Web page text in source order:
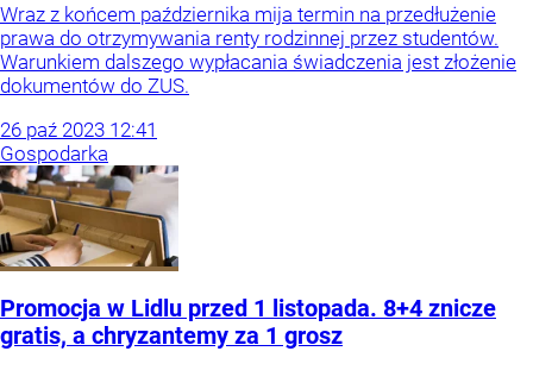
Wraz z końcem października mija termin na przedłużenie
prawa do otrzymywania renty rodzinnej przez studentów.
Warunkiem dalszego wypłacania świadczenia jest złożenie
dokumentów do ZUS.
26 paź 2023 12:41
Gospodarka
Promocja w Lidlu przed 1 listopada. 8+4 znicze
gratis, a chryzantemy za 1 grosz